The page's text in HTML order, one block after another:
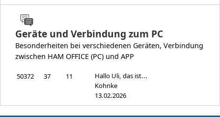
Geräte und Verbindung zum PC
Besonderheiten bei verschiedenen Geräten, Verbindung
zwischen HAM OFFICE (PC) und APP
Hallo Uli, das ist...
Kohnke
13.02.2026
50372 37 11